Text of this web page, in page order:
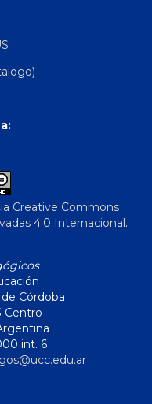
Creative Commons
4.0 Internacional.
Córdoba
Centro
int. 6